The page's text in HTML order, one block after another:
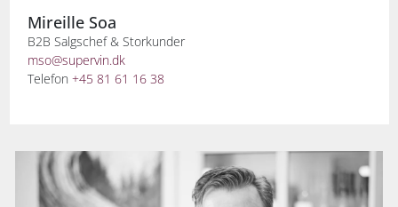
Mireille Soa
B2B Salgschef & Storkunder
mso@supervin.dk
Telefon +45 81 61 16 38